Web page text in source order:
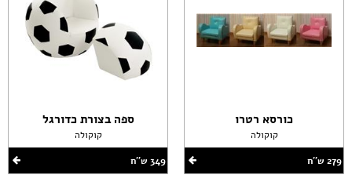
כורסא רטרו
קוקולה
279 ש''ח
ספה בצורת כדורגל
קוקולה
349 ש''ח